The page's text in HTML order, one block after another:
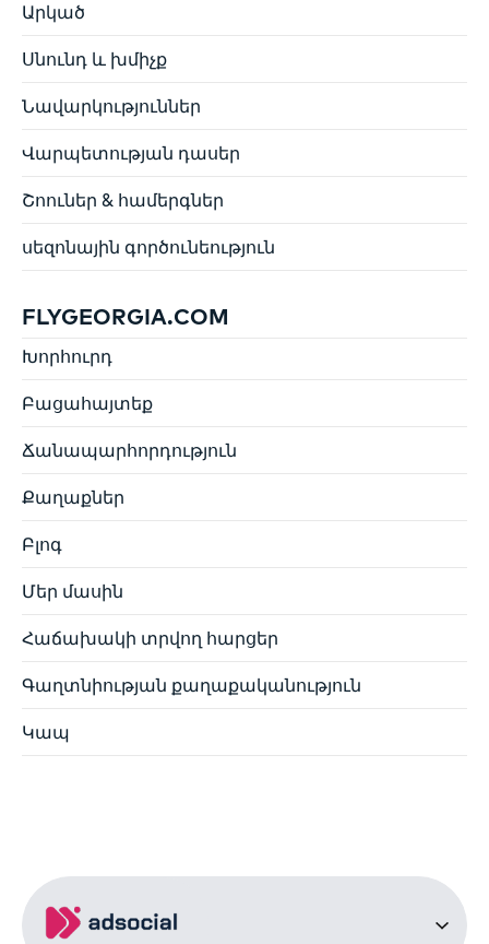
Արկած
Սնունդ և խմիչք
Նավարկություններ
Վարպետության դասեր
Շոուներ & համերգներ
սեզոնային գործունեություն
FLYGEORGIA.COM
Խորհուրդ
Բացահայտեք
Ճանապարհորդություն
Քաղաքներ
Բլոգ
Մեր մասին
Հաճախակի տրվող հարցեր
Գաղտնիության քաղաքականություն
Կապ